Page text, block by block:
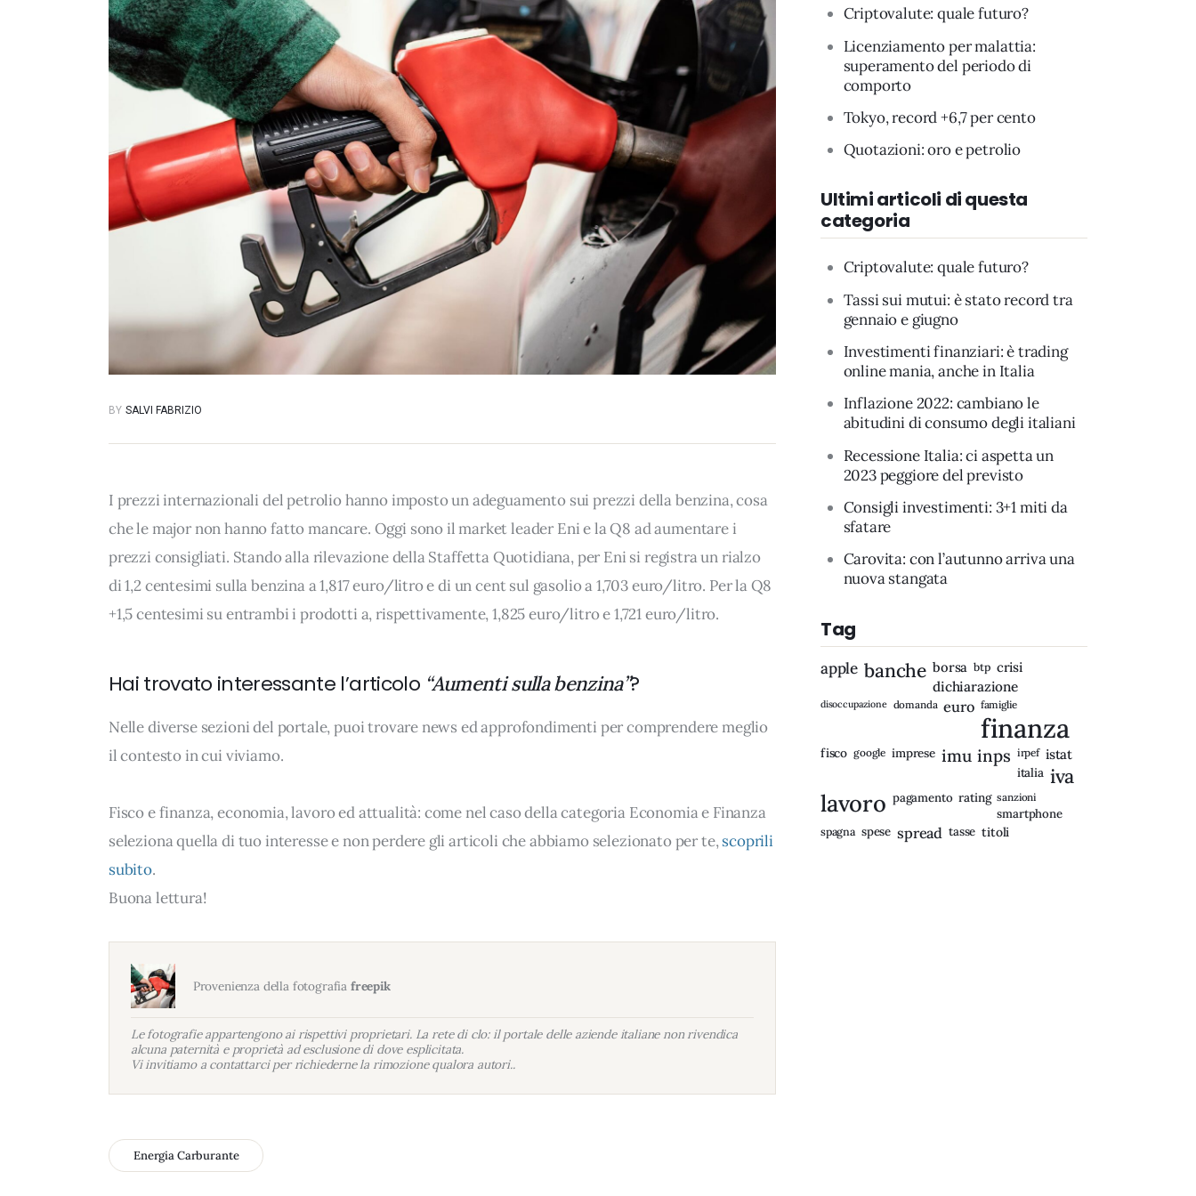
BY SALVI FABRIZIO
I prezzi internazionali del petrolio hanno imposto un adeguamento sui prezzi della benzina, cosa
che le major non hanno fatto mancare. Oggi sono il market leader Eni e la Q8 ad aumentare i
prezzi consigliati. Stando alla rilevazione della Staffetta Quotidiana, per Eni si registra un rialzo
di 1,2 centesimi sulla benzina a 1,817 euro/litro e di un cent sul gasolio a 1,703 euro/litro. Per la Q8
+1,5 centesimi su entrambi i prodotti a, rispettivamente, 1,825 euro/litro e 1,721 euro/litro.
Hai trovato interessante l’articolo “Aumenti sulla benzina”?
Nelle diverse sezioni del portale, puoi trovare news ed approfondimenti per comprendere meglio
il contesto in cui viviamo.
Fisco e finanza, economia, lavoro ed attualità: come nel caso della categoria Economia e Finanza
seleziona quella di tuo interesse e non perdere gli articoli che abbiamo selezionato per te,scoprili
subito.
Buona lettura!
Provenienza della fotografia freepik
Le fotografie appartengono ai rispettivi proprietari. La rete di clo: il portale delle aziende italiane non rivendica
alcuna paternità e proprietà ad esclusione di dove esplicitata.
Vi invitiamo a contattarci per richiederne la rimozione qualora autori..
Energia Carburante
Criptovalute: quale futuro?
Licenziamento per malattia:
superamento del periodo di
comporto
Tokyo, record +6,7 per cento
Quotazioni: oro e petrolio
Ultimi articoli di questa
categoria
Criptovalute: quale futuro?
Tassi sui mutui: è stato record tra
gennaio e giugno
Investimenti finanziari: è trading
online mania, anche in Italia
Inflazione 2022: cambiano le
abitudini di consumo degli italiani
Recessione Italia: ci aspetta un
2023 peggiore del previsto
Consigli investimenti: 3+1 miti da
sfatare
Carovita: con l’autunno arriva una
nuova stangata
Tag
apple banche borsa btp crisi
dichiarazione
disoccupazione domanda euro famiglie
finanza
fisco google imprese imu inps irpef istat
italia iva
lavoro pagamento rating sanzioni
smartphone
spagna spese spread tasse titoli